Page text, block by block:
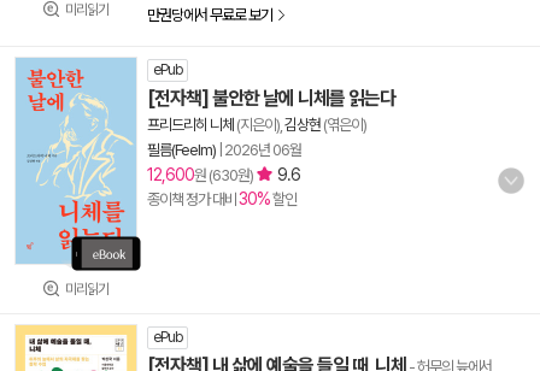
미리읽기
만권당에서 무료로 보기
미리읽기
ePub
[전자책] 불안한 날에 니체를 읽는다
프리드리히 니체 (지은이), 김상현 (엮은이)
필름(Feelm) 2026년 06월
12,600원 (630원) 9.6
종이책 정가 대비 30%할인
ePub
[전자책] 내 삶에 예술을 들일 때, 니체 - 허무의 늪에서